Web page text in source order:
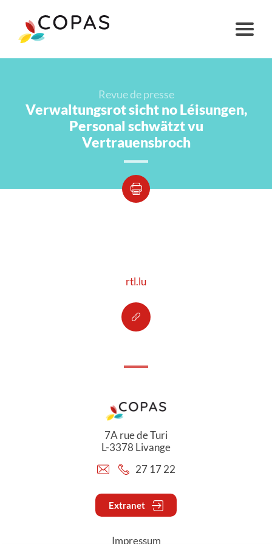
Revue de presse
Verwaltungsrot sicht no Léisungen,
Personal schwätzt vu
Vertrauensbroch
rtl.lu
7A rue de Turi
L-3378 Livange
27 17 22
Extranet
Impressum